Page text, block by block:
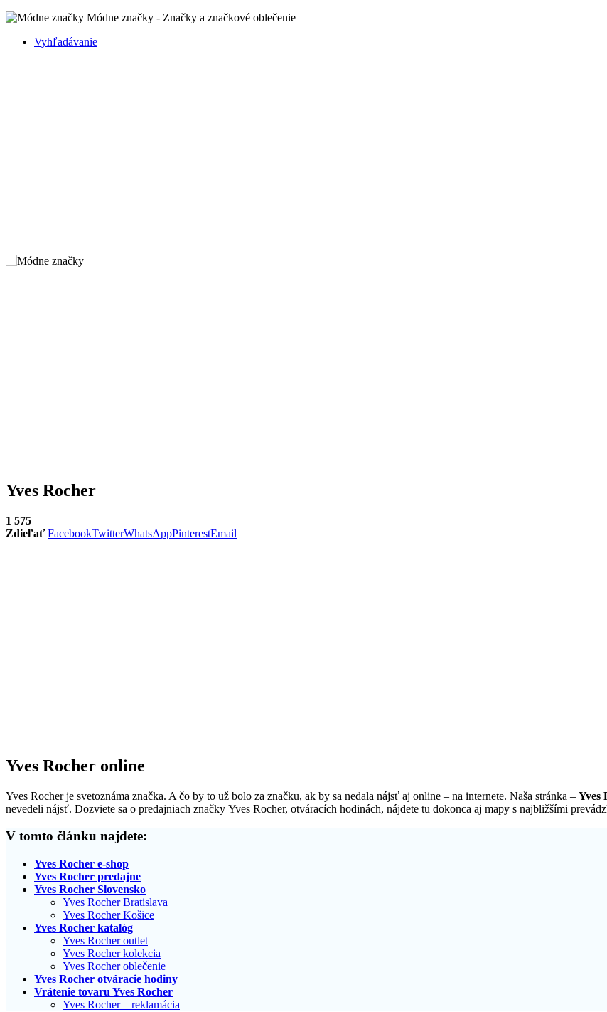
Módne značky - Značky a značkové oblečenie
Vyhľadávanie
Yves Rocher
1 575
Zdieľať FacebookTwitterWhatsAppPinterestEmail
Yves Rocher online
Yves Rocher je svetoznáma značka. A čo by to už bolo za značku, ak by sa nedala nájsť aj online – na internete. Naša stránka – Yves
nevedeli nájsť. Dozviete sa o predajniach značky Yves Rocher, otváracích hodinách, nájdete tu dokonca aj mapy s najbližšími
V tomto článku najdete:
Yves Rocher e-shop
Yves Rocher predajne
Yves Rocher Slovensko
Yves Rocher Bratislava
Yves Rocher Košice
Yves Rocher katalóg
Yves Rocher outlet
Yves Rocher kolekcia
Yves Rocher oblečenie
Yves Rocher otváracie hodiny
Vrátenie tovaru Yves Rocher
Yves Rocher – reklamácia